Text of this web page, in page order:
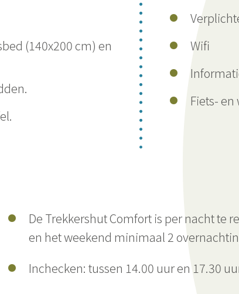
(140x200 cm) en
Wifi
Fiets-
De Trekkershut Comfort is per nacht te
en het weekend minimaal 2
Inchecken: tussen 14.00 uur en 17.30